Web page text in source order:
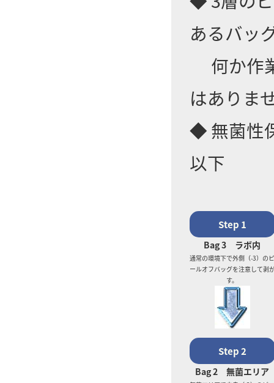
あるバッ
何か作
はありま
◆ 無菌性
以下
Step 1
Bag 3 ラボ内
通常の環境下で外側（-3）の
ールオフバッグを注意して剥
す。
Step 2
Bag 2 無菌エリア